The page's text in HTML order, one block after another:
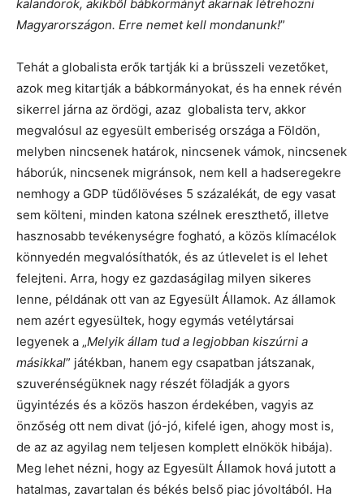
kalandorok, akikből bábkormányt akarnak létrehozni
Magyarországon. Erre nemet kell mondanunk!”
Tehát a globalista erők tartják ki a brüsszeli vezetőket,
azok meg kitartják a bábkormányokat, és ha ennek révén
sikerrel járna az ördögi, azaz globalista terv, akkor
megvalósul az egyesült emberiség országa a Földön,
melyben nincsenek határok, nincsenek vámok, nincsenek
háborúk, nincsenek migránsok, nem kell a hadseregekre
nemhogy a GDP tüdőlövéses 5 százalékát, de egy vasat
sem költeni, minden katona szélnek ereszthető, illetve
hasznosabb tevékenységre fogható, a közös klímacélok
könnyedén megvalósíthatók, és az útlevelet is el lehet
felejteni. Arra, hogy ez gazdaságilag milyen sikeres
lenne, példának ott van az Egyesült Államok. Az államok
nem azért egyesültek, hogy egymás vetélytársai
legyenek a „Melyik állam tud a legjobban kiszúrni a
másikkal” játékban, hanem egy csapatban játszanak,
szuverénségüknek nagy részét föladják a gyors
ügyintézés és a közös haszon érdekében, vagyis az
önzőség ott nem divat (jó-jó, kifelé igen, ahogy most is,
de az az agyilag nem teljesen komplett elnökök hibája).
Meg lehet nézni, hogy az Egyesült Államok hová jutott a
hatalmas, zavartalan és békés belső piac jóvoltából. Ha